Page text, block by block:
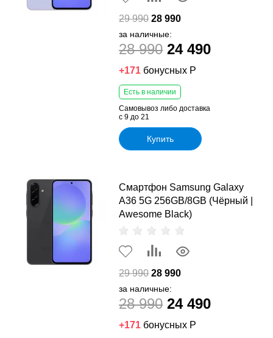
29 990 28 990
за наличные:
28 990 24 490
+171 бонусных Р
Есть в наличии
Самовывоз либо доставка
с 9 до 21
Купить
Смартфон Samsung Galaxy
A36 5G 256GB/8GB (Чёрный |
Awesome Black)
29 990 28 990
за наличные:
28 990 24 490
+171 бонусных Р